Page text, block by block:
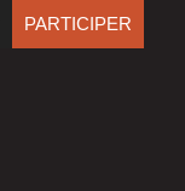
PARTICIPER